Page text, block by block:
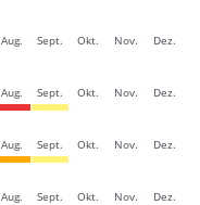
Aug. Sept. Okt. Nov. Dez.
Aug. Sept. Okt. Nov. Dez.
Aug. Sept. Okt. Nov. Dez.
Aug. Sept. Okt. Nov. Dez.